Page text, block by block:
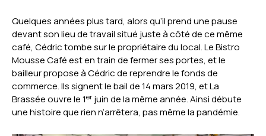
Quelques années plus tard, alors qu’il prend une pause
devant son lieu de travail situé juste à côté de ce même
café, Cédric tombe sur le propriétaire du local. Le Bistro
Mousse Café est en train de fermer ses portes, et le
bailleur propose à Cédric de reprendre le fonds de
commerce. Ils signent le bail de 14 mars 2019, et La
Brassée ouvre le 1er juin de la même année. Ainsi débute
une histoire que rien n’arrêtera, pas même la pandémie.